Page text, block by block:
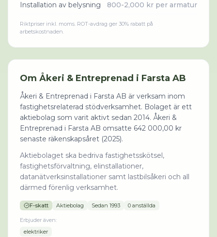
Installation av belysning 800-2,000 kr per armatur
Riktpriser inkl. moms. ROT-avdrag ger 30% rabatt på
arbetskostnaden.
Om Åkeri & Entreprenad i Farsta AB
Åkeri & Entreprenad i Farsta AB är verksam inom
fastighetsrelaterad stödverksamhet. Bolaget är ett
aktiebolag som varit aktivt sedan 2014. Åkeri &
Entreprenad i Farsta AB omsatte 642 000,00 kr
senaste räkenskapsåret (2025).
Aktiebolaget ska bedriva fastighetsskötsel,
fastighetsförvaltning, elinstallationer,
datanätverksinstallationer samt lastbilsåkeri och all
därmed förenlig verksamhet.
F-skatt Aktiebolag Sedan 1993 0 anställda
Erbjuder även:
elektriker